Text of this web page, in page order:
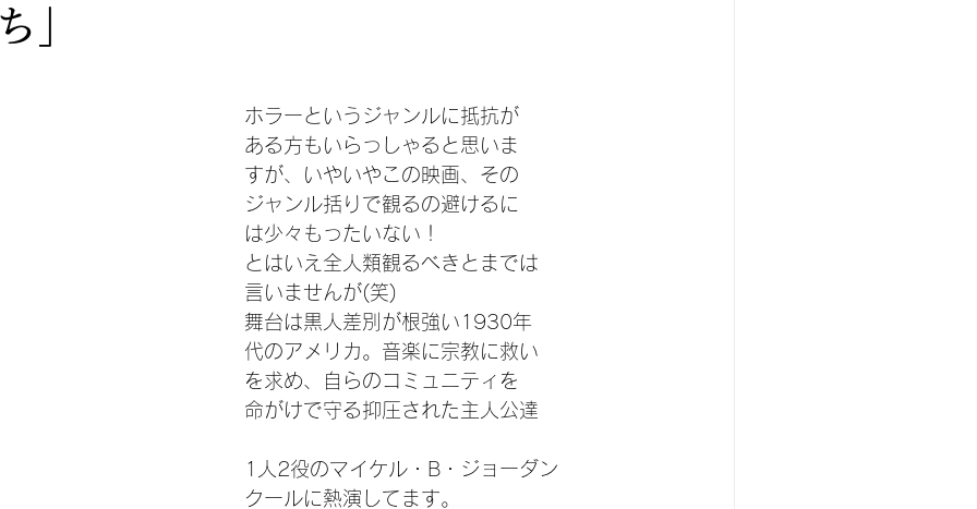
」
ホラーというジャンルに抵抗が
ある方もいらっしゃると思いま
すが、いやいやこの映画、その
ジャンル括りで観るの避けるに
は少々もったいない！
とはいえ全人類観るべきとまでは
言いませんが(笑)
舞台は黒人差別が根強い1930年
代のアメリカ。音楽に宗教に救い
を求め、自らのコミュニティを
命がけで守る抑圧された主人公達
1人2役のマイケル・B・ジョーダン
クールに熱演してます。